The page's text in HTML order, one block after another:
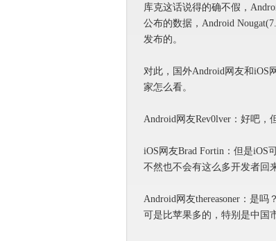
库克这话说得的确不假，
公布的数据，Android
发布的。
对此，国外Android网友和iOS
家怎么看。
Android网友Rev0lver：好吧，
iOS网友Brad Fortin：但是iOS
不然也不会有这么多开发者回
Android网友thereasoner：是
可是比苹果多的，特别是中国